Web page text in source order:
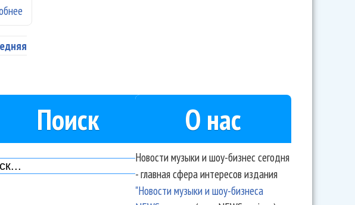
Поиск О нас
Новости музыки и шоу-бизнес сегодня
- главная сфера интересов издания
"Новости музыки и шоу-бизнеса